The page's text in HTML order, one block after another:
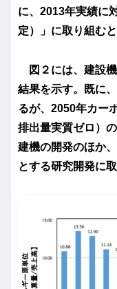
に、2013年実績に
定）」に取り組むと
図２には、建設
結果を示す。既に
るが、2050年カー
排出量実質ゼロ）
建機の開発のほか
とする研究開発に